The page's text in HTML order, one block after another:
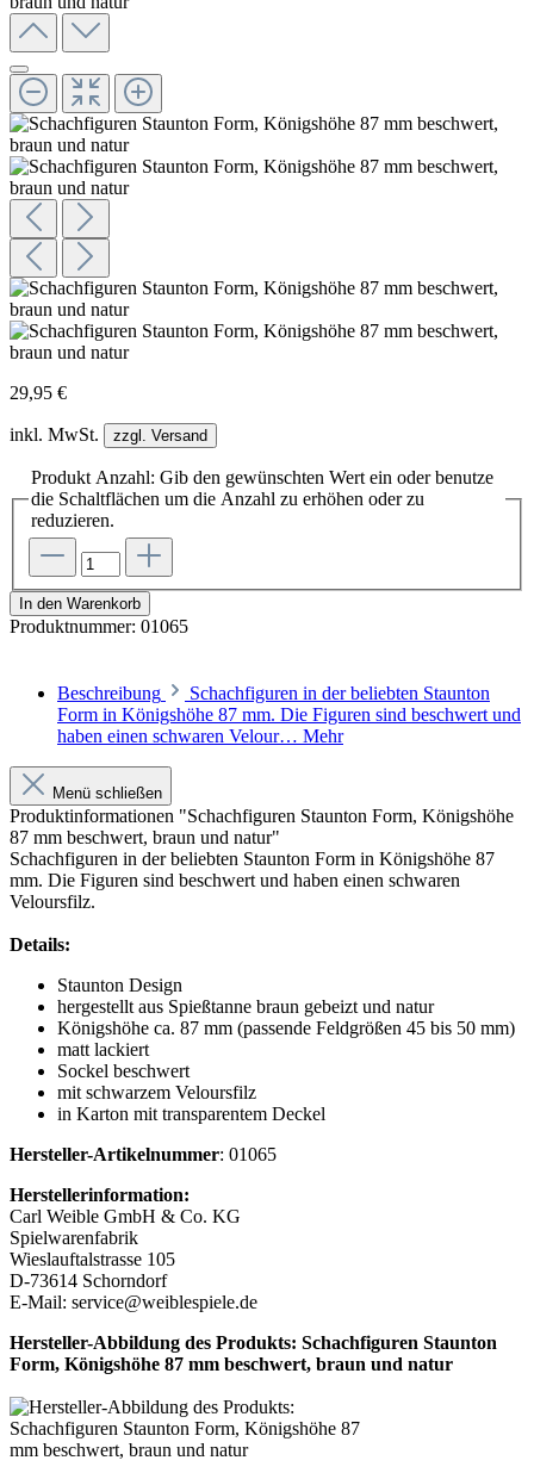
29,95 €
inkl. MwSt. zzgl. Versand
Produkt Anzahl: Gib den gewünschten Wert ein oder benutze
die Schaltflächen um die Anzahl zu erhöhen oder zu
reduzieren.
In den Warenkorb
Produktnummer: 01065
Beschreibung
Schachfiguren in der beliebten Staunton
Form in Königshöhe 87 mm. Die Figuren sind beschwert und
haben einen schwaren Velour… Mehr
Menü schließen
Produktinformationen "Schachfiguren Staunton Form, Königshöhe
87 mm beschwert, braun und natur"
Schachfiguren in der beliebten Staunton Form in Königshöhe 87
mm. Die Figuren sind beschwert und haben einen schwaren
Veloursfilz.
Details:
Staunton Design
hergestellt aus Spießtanne braun gebeizt und natur
Königshöhe ca. 87 mm (passende Feldgrößen 45 bis 50 mm)
matt lackiert
Sockel beschwert
mit schwarzem Veloursfilz
in Karton mit transparentem Deckel
Hersteller-Artikelnummer: 01065
Herstellerinformation:
Carl Weible GmbH & Co. KG
Spielwarenfabrik
Wieslauftalstrasse 105
D-73614 Schorndorf
E-Mail: service@weiblespiele.de
Hersteller-Abbildung des Produkts: Schachfiguren Staunton
Form, Königshöhe 87 mm beschwert, braun und natur